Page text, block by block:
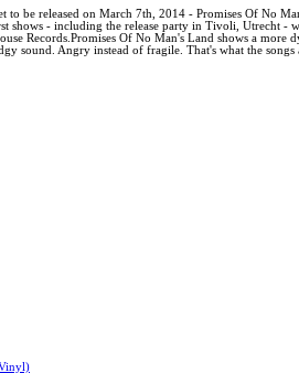
to be released on March 7th, 2014 - Promises Of No
shows - including the release party in Tivoli, Utrecht
Records.Promises Of No Man's Land shows a
sound. Angry instead of fragile. That's what the